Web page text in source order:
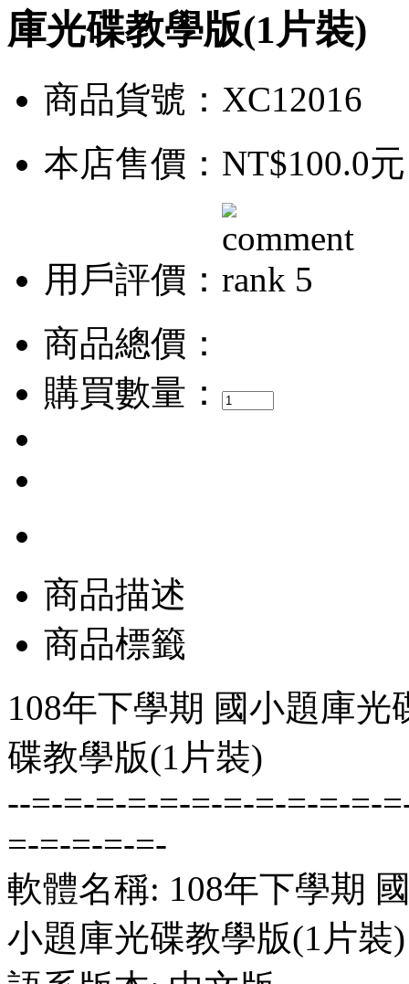
庫光碟教學版(1片裝)
商品貨號：XC12016
本店售價： NT$100.0元
用戶評價：
商品總價：
購買數量：
商品描述
商品標籤
108年下學期 國小題庫
碟教學版(1片裝)
--=-=-=-=-=-=-=-=-=-=-=-
=-=-=-=-=-
軟體名稱: 108年下學期
小題庫光碟教學版(1片